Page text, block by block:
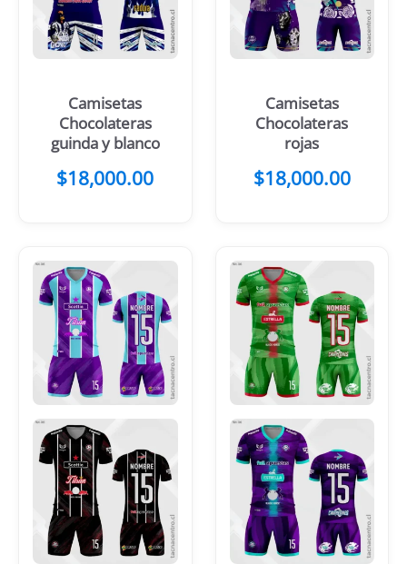
Camisetas
Chocolateras
guinda y blanco
$18,000.00
Camisetas
Chocolateras
rojas
$18,000.00